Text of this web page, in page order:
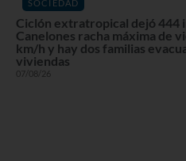
SOCIEDAD
Ciclón extratropical dejó 444
Canelones racha máxima de
km/h y hay dos familias
viviendas
07/08/26